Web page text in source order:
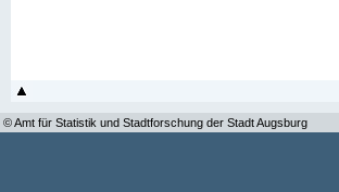
© Amt für Statistik und Stadtforschung der Stadt Augsburg